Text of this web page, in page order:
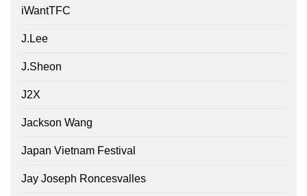
iWantTFC
J.Lee
J.Sheon
J2X
Jackson Wang
Japan Vietnam Festival
Jay Joseph Roncesvalles